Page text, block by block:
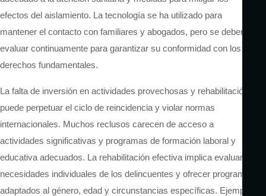
efectos del aislamiento. La tecnología se ha utilizado para
mantener el contacto con familiares y abogados, pero se deben
evaluar continuamente para garantizar su conformidad con los
derechos fundamentales.
La falta de inversión en actividades provechosas y rehabilitación
puede perpetuar el ciclo de reincidencia y violar normas
internacionales. Muchos reclusos carecen de acceso a
actividades significativas y programas de formación laboral y
educativa adecuados. La rehabilitación efectiva implica evaluar las
necesidades individuales de los delincuentes y ofrecer programas
adaptados al género, edad y circunstancias específicas. Ejemplos